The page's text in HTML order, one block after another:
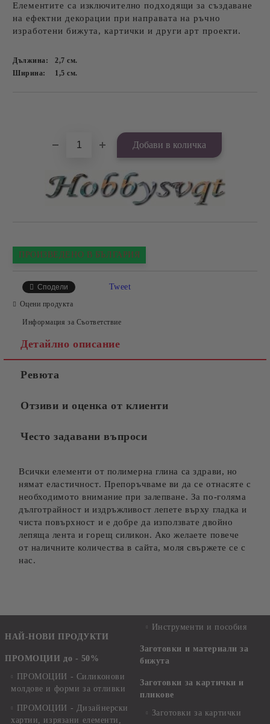
Елементите са изключително подходящи за създаване
на ефектни декорации при направата на ръчно
изработени бижута, картички и други арт проекти.
Дължина: 2,7см.
Ширина:
1,5см.
ПРОИЗВЕДЕНО В БЪЛГАРИЯ
Сподели Tweet
Оцени продукта
Информация за Съответствие
Детайлно описание
Ревюта
Отзиви и оценка от клиенти
Често задавани въпроси
Всички елементи от полимерна глина са здрави, но
нямат еластичност. Препоръчваме ви да се отнасяте с
необходимото внимание при залепване. За по-голяма
дълготрайност и издръжливост лепете върху гладка и
чиста повърхност и е добре да използвате двойно
лепяща лента и горещ силикон. Ако желаете повече
от наличните количества в сайта, моля свържете се с
нас.
НАЙ-НОВИ ПРОДУКТИ
ПРОМОЦИИ до - 50%
ПРОМОЦИИ - Силиконови
молдове и форми за отливки
ПРОМОЦИИ - Дизайнерски
хартии, изрязани елементи,
Инструменти и пособия
Заготовки и материали за
бижута
Заготовки за картички и
пликове
Заготовки за картички